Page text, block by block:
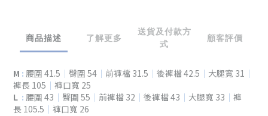
商品描述 了解更多
送貨及付款方
式
顧客評價
M : 腰圍 41.5 ｜ 臀圍 54 ｜ 前褲檔 31.5 ｜ 後褲檔 42.5 ｜ 大腿寬 31 ｜
褲長 105 ｜ 褲口寬 25
L : 腰圍 43 ｜ 臀圍 55 ｜ 前褲檔 32 ｜ 後褲檔 43 ｜ 大腿寬 33 ｜ 褲
長 105.5 ｜ 褲口寬 26